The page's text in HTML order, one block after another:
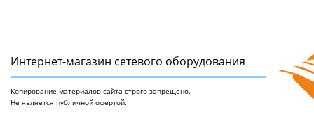
Интернет-магазин сетeвого оборудования
Копирование материалов сайта строго запрещено.
Не является публичной офертой.